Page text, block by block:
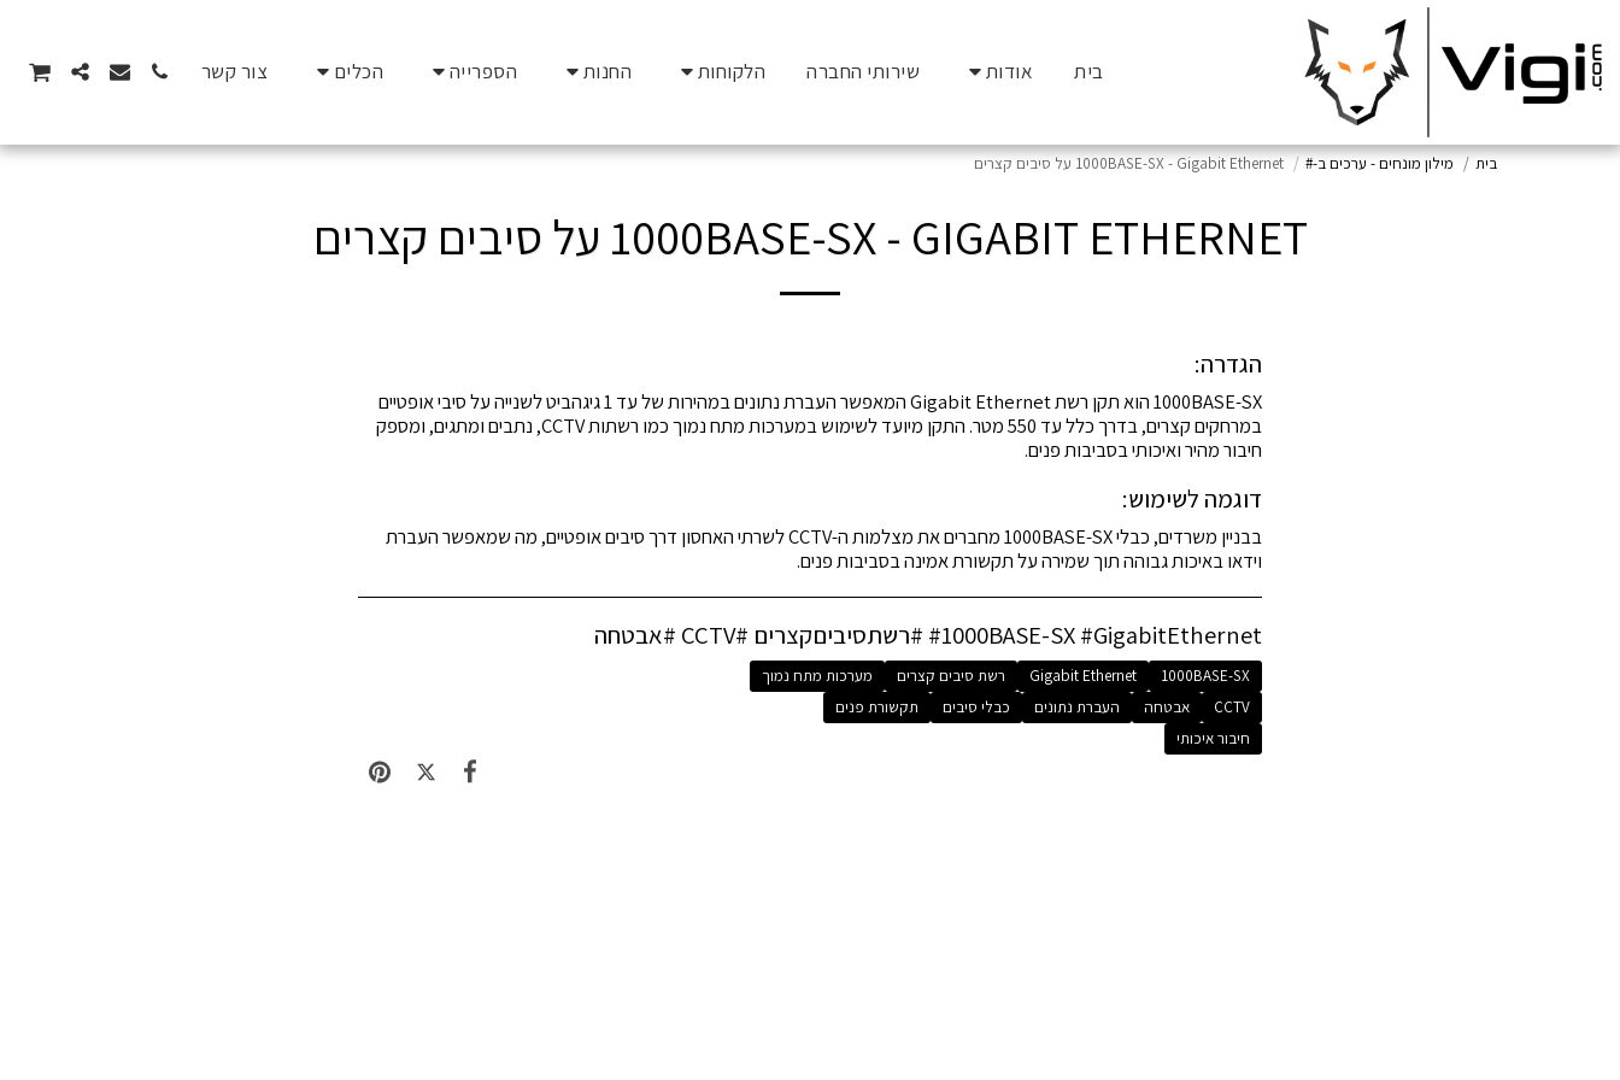
בית אודות שירותי החברה הלקוחות החנות הספרייה הכלים צור קשר
בית מילון מונחים - ערכים ב-# 1000BASE-SX - Gigabit Ethernet על סיבים קצרים
1000BASE-SX - GIGABIT ETHERNET על סיבים קצרים
הגדרה:
1000BASE-SX הוא תקן רשת Gigabit Ethernet המאפשר העברת נתונים במהירות של עד 1 גיגהביט לשנייה על סיבי אופטיים
במרחקים קצרים, בדרך כלל עד 550 מטר. התקן מיועד לשימוש במערכות מתח נמוך כמו רשתות CCTV, נתבים ומתגים, ומספק
חיבור מהיר ואיכותי בסביבות פנים.
דוגמה לשימוש:
בבניין משרדים, כבלי 1000BASE-SX מחברים את מצלמות ה-CCTV לשרתי האחסון דרך סיבים אופטיים, מה שמאפשר העברת
וידאו באיכות גבוהה תוך שמירה על תקשורת אמינה בסביבות פנים.
#1000BASE-SX #GigabitEthernet #רשתסיביםקצרים #CCTV #אבטחה
1000BASE-SX
Gigabit Ethernet רשת סיבים קצרים
מערכות מתח נמוך
CCTV
אבטחה העברת נתונים כבלי סיבים
תקשורת פנים
חיבור איכותי